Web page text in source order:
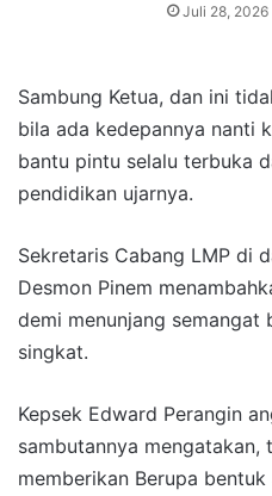
Juli 28, 2026
Sambung Ketua, dan ini
bila ada kedepannya nanti
bantu pintu selalu terbuka
pendidikan ujarnya.
Sekretaris Cabang LMP di
Desmon Pinem
demi menunjang semangat
singkat.
Kepsek Edward Perangin
sambutannya mengatakan,
memberikan Berupa